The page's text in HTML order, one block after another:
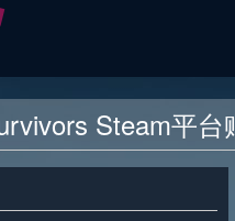
Steam平台